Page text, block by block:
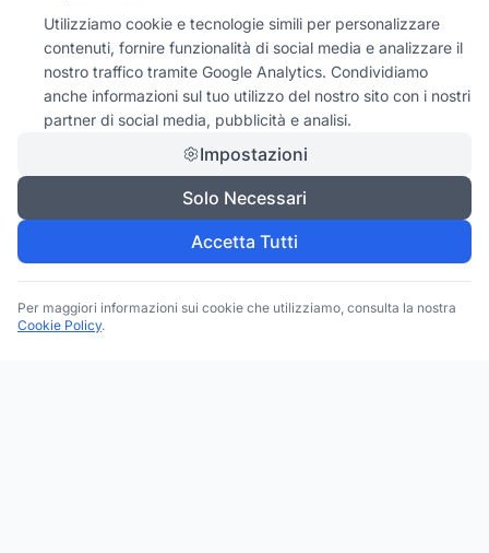
Utilizziamo cookie e tecnologie simili per personalizzare
contenuti, fornire funzionalità di social media e analizzare il
nostro traffico tramite Google Analytics. Condividiamo
anche informazioni sul tuo utilizzo del nostro sito con i nostri
partner di social media, pubblicità e analisi.
Impostazioni
Solo Necessari
Accetta Tutti
Per maggiori informazioni sui cookie che utilizziamo, consulta la nostra
Cookie Policy.